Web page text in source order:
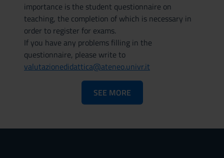
importance is the student questionnaire on
teaching, the completion of which is necessary in
order to register for exams.
If you have any problems filling in the
questionnaire, please write to
valutazionedidattica@ateneo.univr.it
SEE MORE